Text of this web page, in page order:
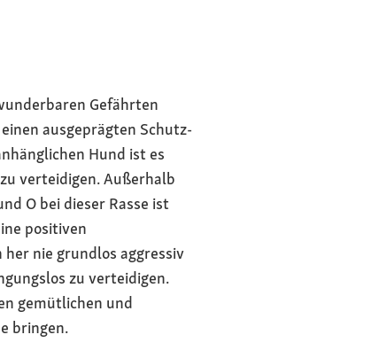
Gefährten
ausgeprägten Schutz-
Hund ist es
verteidigen. Außerhalb
O bei dieser Rasse ist
positiven
her nie grundlos aggressiv
zu verteidigen.
gemütlichen und
bringen.